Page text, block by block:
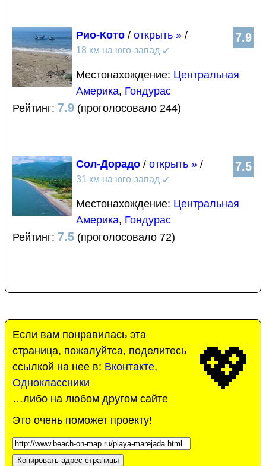
7.9
Рио-Кото / открыть » /
18 км на юго-запад ↙
Местонахождение: Центральная
Америка, Гондурас
Рейтинг: 7.9 (проголосовало 244)
7.5
Сол-Дорадо / открыть » /
31 км на юго-запад ↙
Местонахождение: Центральная
Америка, Гондурас
Рейтинг: 7.5 (проголосовало 72)
💖
Если вам понравилась эта
страница, пожалуйтса, поделитесь
ссылкой на нее в: Вконтакте,
Одноклассники
…либо на любом другом сайте
Это очень поможет проекту!
Копировать адрес страницы